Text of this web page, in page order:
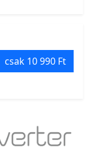
csak 10 990 Ft